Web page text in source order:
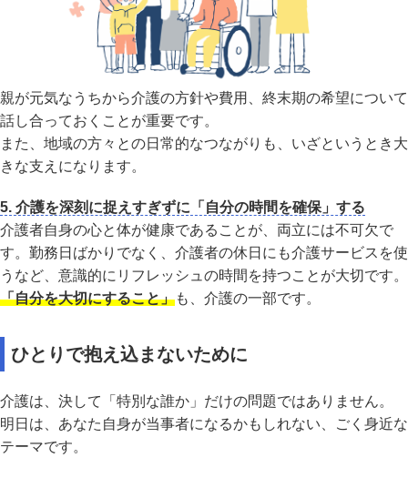
親が元気なうちから介護の方針や費用、終末期の希望について
話し合っておくことが重要です。
また、地域の方々との日常的なつながりも、いざというとき大
きな支えになります。
5. 介護を深刻に捉えすぎずに「自分の時間を確保」する
介護者自身の心と体が健康であることが、両立には不可欠で
す。勤務日ばかりでなく、介護者の休日にも介護サービスを使
うなど、意識的にリフレッシュの時間を持つことが大切です。
「自分を大切にすること」も、介護の一部です。
ひとりで抱え込まないために
介護は、決して「特別な誰か」だけの問題ではありません。
明日は、あなた自身が当事者になるかもしれない、ごく身近な
テーマです。